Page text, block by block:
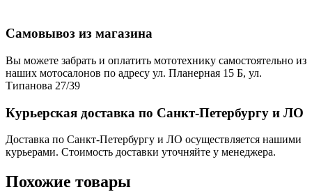
Самовывоз из магазина
Вы можете забрать и оплатить мототехнику самостоятельно из
наших мотосалонов по адресу ул. Планерная 15 Б, ул.
Типанова 27/39
Курьерская доставка по Санкт-Петербургу и ЛО
Доставка по Санкт-Петербургу и ЛО осуществляется нашими
курьерами. Стоимость доставки уточняйте у менеджера.
Похожие товары